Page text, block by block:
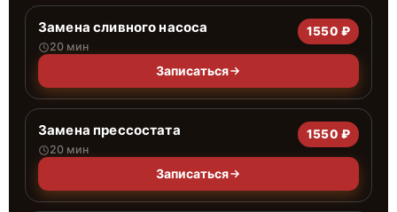
Замена сливного насоса
20 мин
1550 ₽
Записаться
Замена прессостата
20 мин
1550 ₽
Записаться